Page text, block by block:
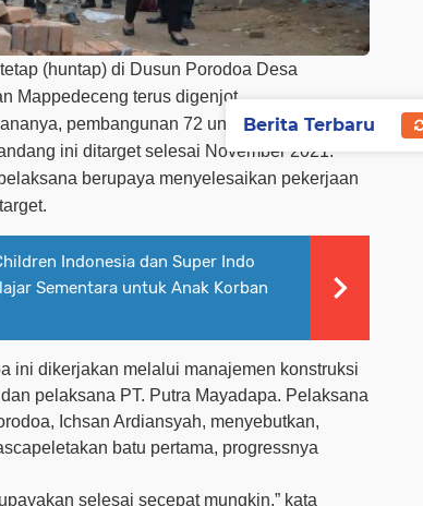
(huntap) di Dusun Porodoa Desa
Mappedeceng terus digenjot
pembangunan 72 unit huntap bagi
ini ditarget selesai November 2021.
berupaya menyelesaikan pekerjaan
Indonesia dan Super Indo
Sementara untuk Anak Korban
ini dikerjakan melalui manajemen konstruksi
pelaksana PT. Putra Mayadapa. Pelaksana
Ichsan Ardiansyah, menyebutkan,
batu pertama, progressnya
selesai secepat mungkin,” kata
Berita Terbaru